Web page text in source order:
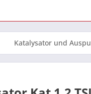
Katalysator und